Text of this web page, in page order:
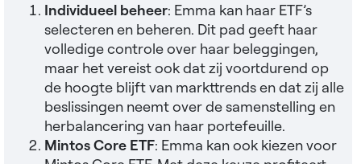
Individueel beheer: Emma kan haar ETF’s
selecteren en beheren. Dit pad geeft haar
volledige controle over haar beleggingen,
maar het vereist ook dat zij voortdurend op
de hoogte blijft van markttrends en dat zij alle
beslissingen neemt over de samenstelling en
herbalancering van haar portefeuille.
Mintos Core ETF: Emma kan ook kiezen voor